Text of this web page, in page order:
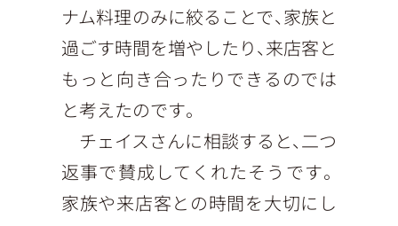
ナム料理のみに絞ることで、家族と
過ごす時間を増やしたり、来店客と
もっと向き合ったりできるのでは
と考えたのです。
チェイスさんに相談すると、二つ
返事で賛成してくれたそうです。
家族や来店客との時間を大切にし